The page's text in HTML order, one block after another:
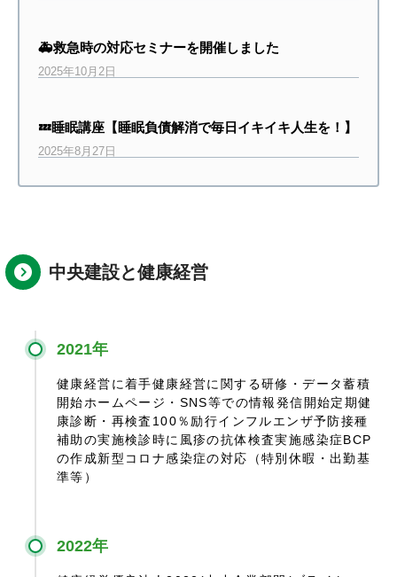
🚑救急時の対応セミナーを開催しました
2025年10月2日
💤睡眠講座【睡眠負債解消で毎日イキイキ人生を！】
2025年8月27日
中央建設と健康経営
2021年
健康経営に着手健康経営に関する研修・データ蓄積
開始ホームページ・SNS等での情報発信開始定期健
康診断・再検査100％励行インフルエンザ予防接種
補助の実施検診時に風疹の抗体検査実施感染症BCP
の作成新型コロナ感染症の対応（特別休暇・出勤基
準等）
2022年